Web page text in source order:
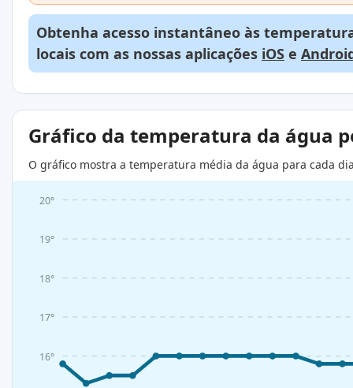
Obtenha acesso instantâneo às
locais com as nossas aplicações iOS e
Gráfico da temperatura da água
O gráfico mostra a temperatura média da água para cada
16°
17°
18°
19°
20°